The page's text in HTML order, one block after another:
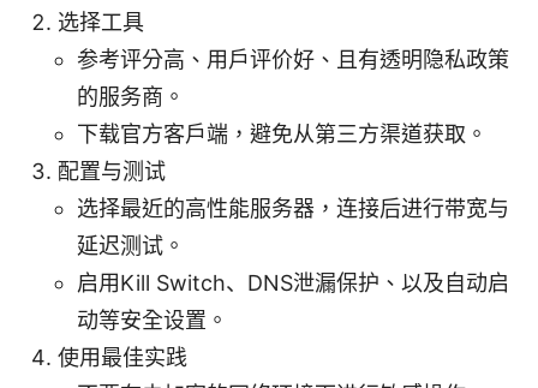
选择工具
参考评分高、用户评价好、且有透明隐私政策
的服务商。
下载官方客户端，避免从第三方渠道获取。
配置与测试
选择最近的高性能服务器，连接后进行带宽与
延迟测试。
启用Kill Switch、DNS泄漏保护、以及自动启
动等安全设置。
使用最佳实践